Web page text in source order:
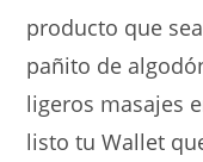
producto que
pañito de
ligeros masajes
listo tu Wallet